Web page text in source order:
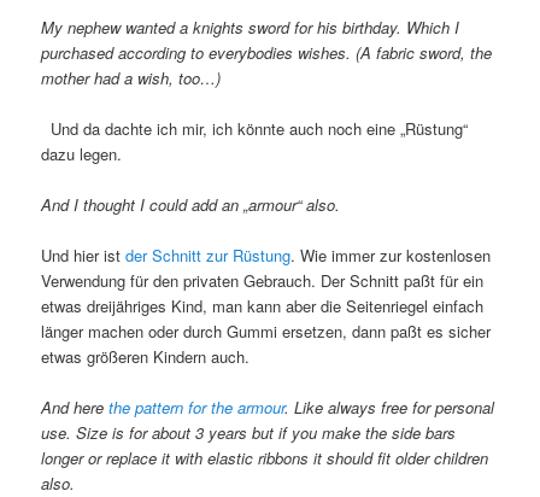
My nephew wanted a knights sword for his birthday. Which I
purchased according to everybodies wishes. (A fabric sword, the
mother had a wish, too…)
Und da dachte ich mir, ich könnte auch noch eine „Rüstung“
dazu legen.
And I thought I could add an „armour“ also.
Und hier istder Schnitt zur Rüstung. Wie immer zur kostenlosen
Verwendung für den privaten Gebrauch. Der Schnitt paßt für ein
etwas dreijähriges Kind, man kann aber die Seitenriegel einfach
länger machen oder durch Gummi ersetzen, dann paßt es sicher
etwas größeren Kindern auch.
And herethe pattern for the armour. Like always free for personal
use. Size is for about 3 years but if you make the side bars
longer or replace it with elastic ribbons it should fit older children
also.